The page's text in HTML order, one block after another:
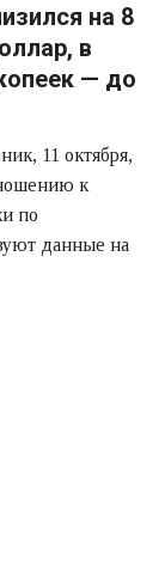
на 8
в
— до
11 октября,
к
по
данные на